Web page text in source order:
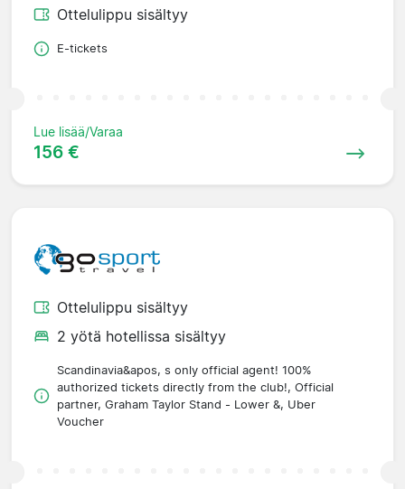
Ottelulippu sisältyy
E-tickets
Lue lisää/Varaa
156 €
Ottelulippu sisältyy
2 yötä hotellissa sisältyy
Scandinavia&apos, s only official agent! 100%
authorized tickets directly from the club!, Official
partner, Graham Taylor Stand - Lower &, Uber
Voucher